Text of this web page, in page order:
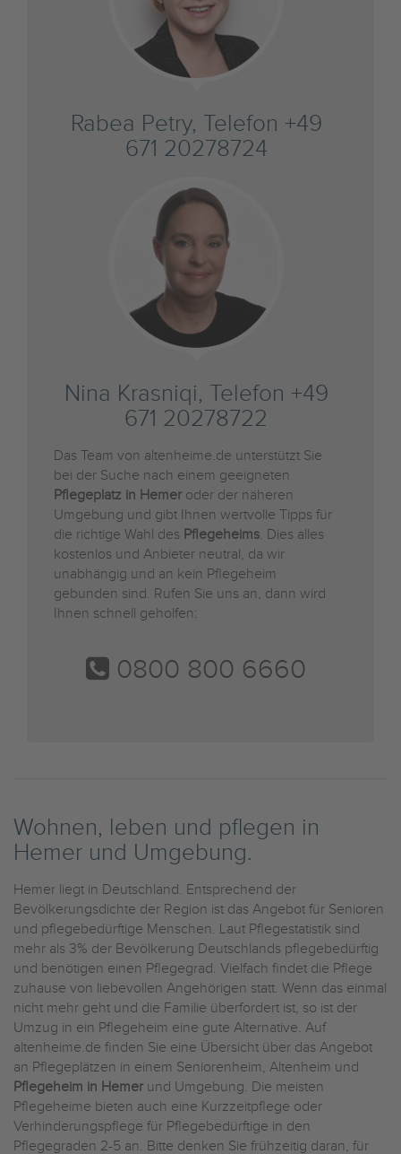
Rabea Petry, Telefon +49
671 20278724
Nina Krasniqi, Telefon +49
671 20278722
Das Team von altenheime.de unterstützt Sie
bei der Suche nach einem geeigneten
Pflegeplatz in Hemer oder der näheren
Umgebung und gibt Ihnen wertvolle Tipps für
die richtige Wahl des Pflegeheims. Dies alles
kostenlos und Anbieter neutral, da wir
unabhängig und an kein Pflegeheim
gebunden sind. Rufen Sie uns an, dann wird
Ihnen schnell geholfen:
0800 800 6660
Wohnen, leben und pflegen in
Hemer und Umgebung.
Hemer liegt in Deutschland. Entsprechend der
Bevölkerungsdichte der Region ist das Angebot für Senioren
und pflegebedürftige Menschen. Laut Pflegestatistik sind
mehr als 3% der Bevölkerung Deutschlands pflegebedürftig
und benötigen einen Pflegegrad. Vielfach findet die Pflege
zuhause von liebevollen Angehörigen statt. Wenn das einmal
nicht mehr geht und die Familie überfordert ist, so ist der
Umzug in ein Pflegeheim eine gute Alternative. Auf
altenheime.de finden Sie eine Übersicht über das Angebot
an Pflegeplätzen in einem Seniorenheim, Altenheim und
Pflegeheim in Hemer und Umgebung. Die meisten
Pflegeheime bieten auch eine Kurzzeitpflege oder
Verhinderungspflege für Pflegebedürftige in den
Pflegegraden 2-5 an. Bitte denken Sie frühzeitig daran, für